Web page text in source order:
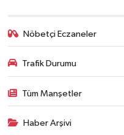
Nöbetçi Eczaneler
Trafik Durumu
Tüm Manşetler
Haber Arşivi